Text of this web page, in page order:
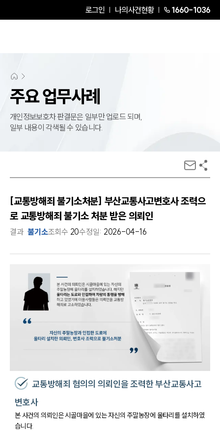
로그인 나의사건현황 1660-1036
주요 업무사례
개인정보보호차 판결문은 일부만 업로드 되며,
일부 내용이 각색될 수 있습니다.
[교통방해죄 불기소처분] 부산교통사고변호사 조력으
로 교통방해죄 불기소 처분 받은 의뢰인
결과 불기소조회수 20수정일: 2026-04-16
교통방해죄 혐의의 의뢰인을 조력한 부산교통사고
변호사
본 사건의 의뢰인은 시골마을에 있는 자신의 주말농장에 울타리를 설치하였
습니다.